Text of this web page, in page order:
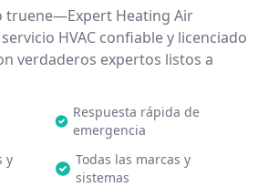
truene—Expert Heating Air
HVAC confiable y licenciado
verdaderos expertos listos a
Respuesta rápida de
emergencia
y
Todas las marcas y
sistemas